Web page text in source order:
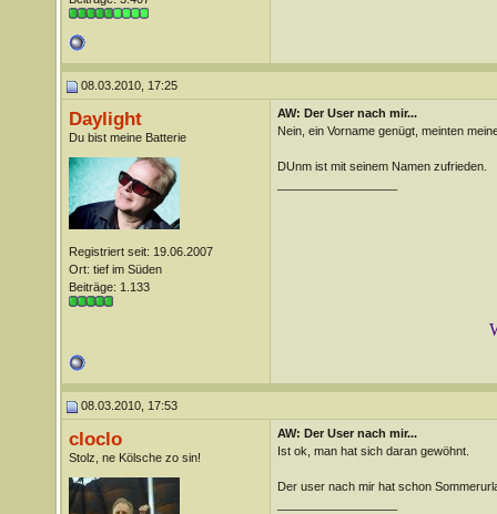
08.03.2010, 17:25
Daylight
Du bist meine Batterie
Registriert seit: 19.06.2007
Ort: tief im Süden
Beiträge: 1.133
AW: Der User nach mir...
Nein, ein Vorname genügt, meinten
DUnm ist mit seinem Namen zufrieden.
08.03.2010, 17:53
cloclo
Stolz, ne Kölsche zo sin!
AW: Der User nach mir...
Ist ok, man hat sich daran gewöhnt.
Der user nach mir hat schon